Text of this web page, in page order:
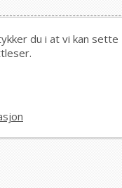
du i at vi kan sette